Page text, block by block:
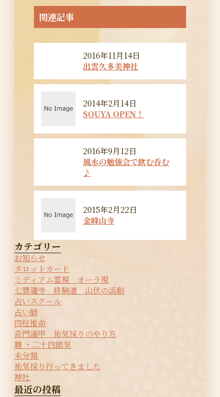
関連記事
2016年11月14日
出雲久多美神社
2014年2月14日
SOUYA OPEN！
2016年9月12日
風水の勉強会で飲む呑む
♪
2015年2月22日
金峰山寺
カテゴリー
お知らせ
タロットカード
ミディアム霊視 オーラ視
七寶瀧寺 修験道 山伏の活動
占いスクール
占い師
四柱推命
奇門遁甲 祐気採りのやり方
暦 ・二十四節気
未分類
祐気採り行ってきました
神社
最近の投稿